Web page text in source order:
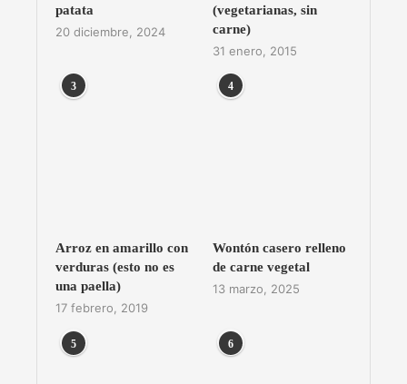
patata
20 diciembre, 2024
(vegetarianas, sin
carne)
31 enero, 2015
3
Arroz en amarillo con
verduras (esto no es
una paella)
17 febrero, 2019
4
Wontón casero relleno
de carne vegetal
13 marzo, 2025
5 6